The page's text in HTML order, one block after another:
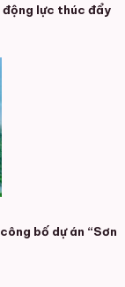
động lực thúc đẩy
bố dự án “Sơn